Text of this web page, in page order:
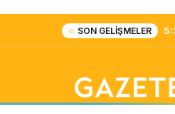
SON GELIŞMELER